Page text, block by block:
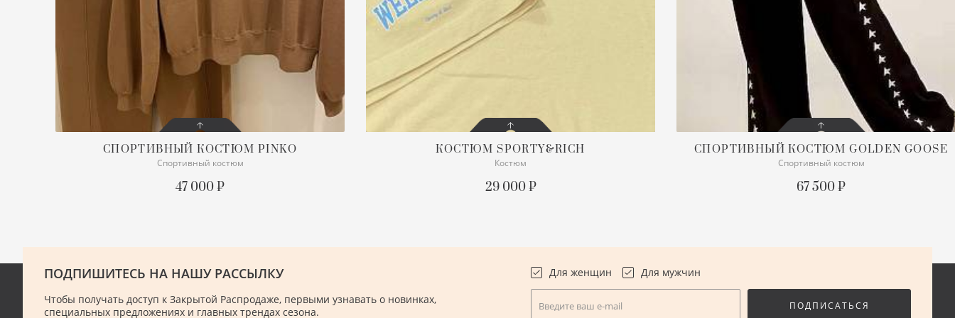
СОСТОЯНИЕ
СПОРТИВНЫЙ КОСТЮМPINKO
Спортивный костюм
47 000 ₽
СОСТОЯНИЕ
КОСТЮМ SPORTY&RICH
Костюм
29 000 ₽
СОСТОЯНИЕ
С БИРКОЙ
СПОРТИВНЫЙ КОСТЮМGOLDEN GOOSE
Спортивный костюм
67 500 ₽
ПОДПИШИТЕСЬ НА НАШУ РАССЫЛКУ
Чтобы получать доступ к Закрытой Распродаже, первыми узнавать о новинках,
специальных предложениях и главных трендах сезона.
Для женщин Для мужчин
Введите ваш e-mail ПОДПИСАТЬСЯ